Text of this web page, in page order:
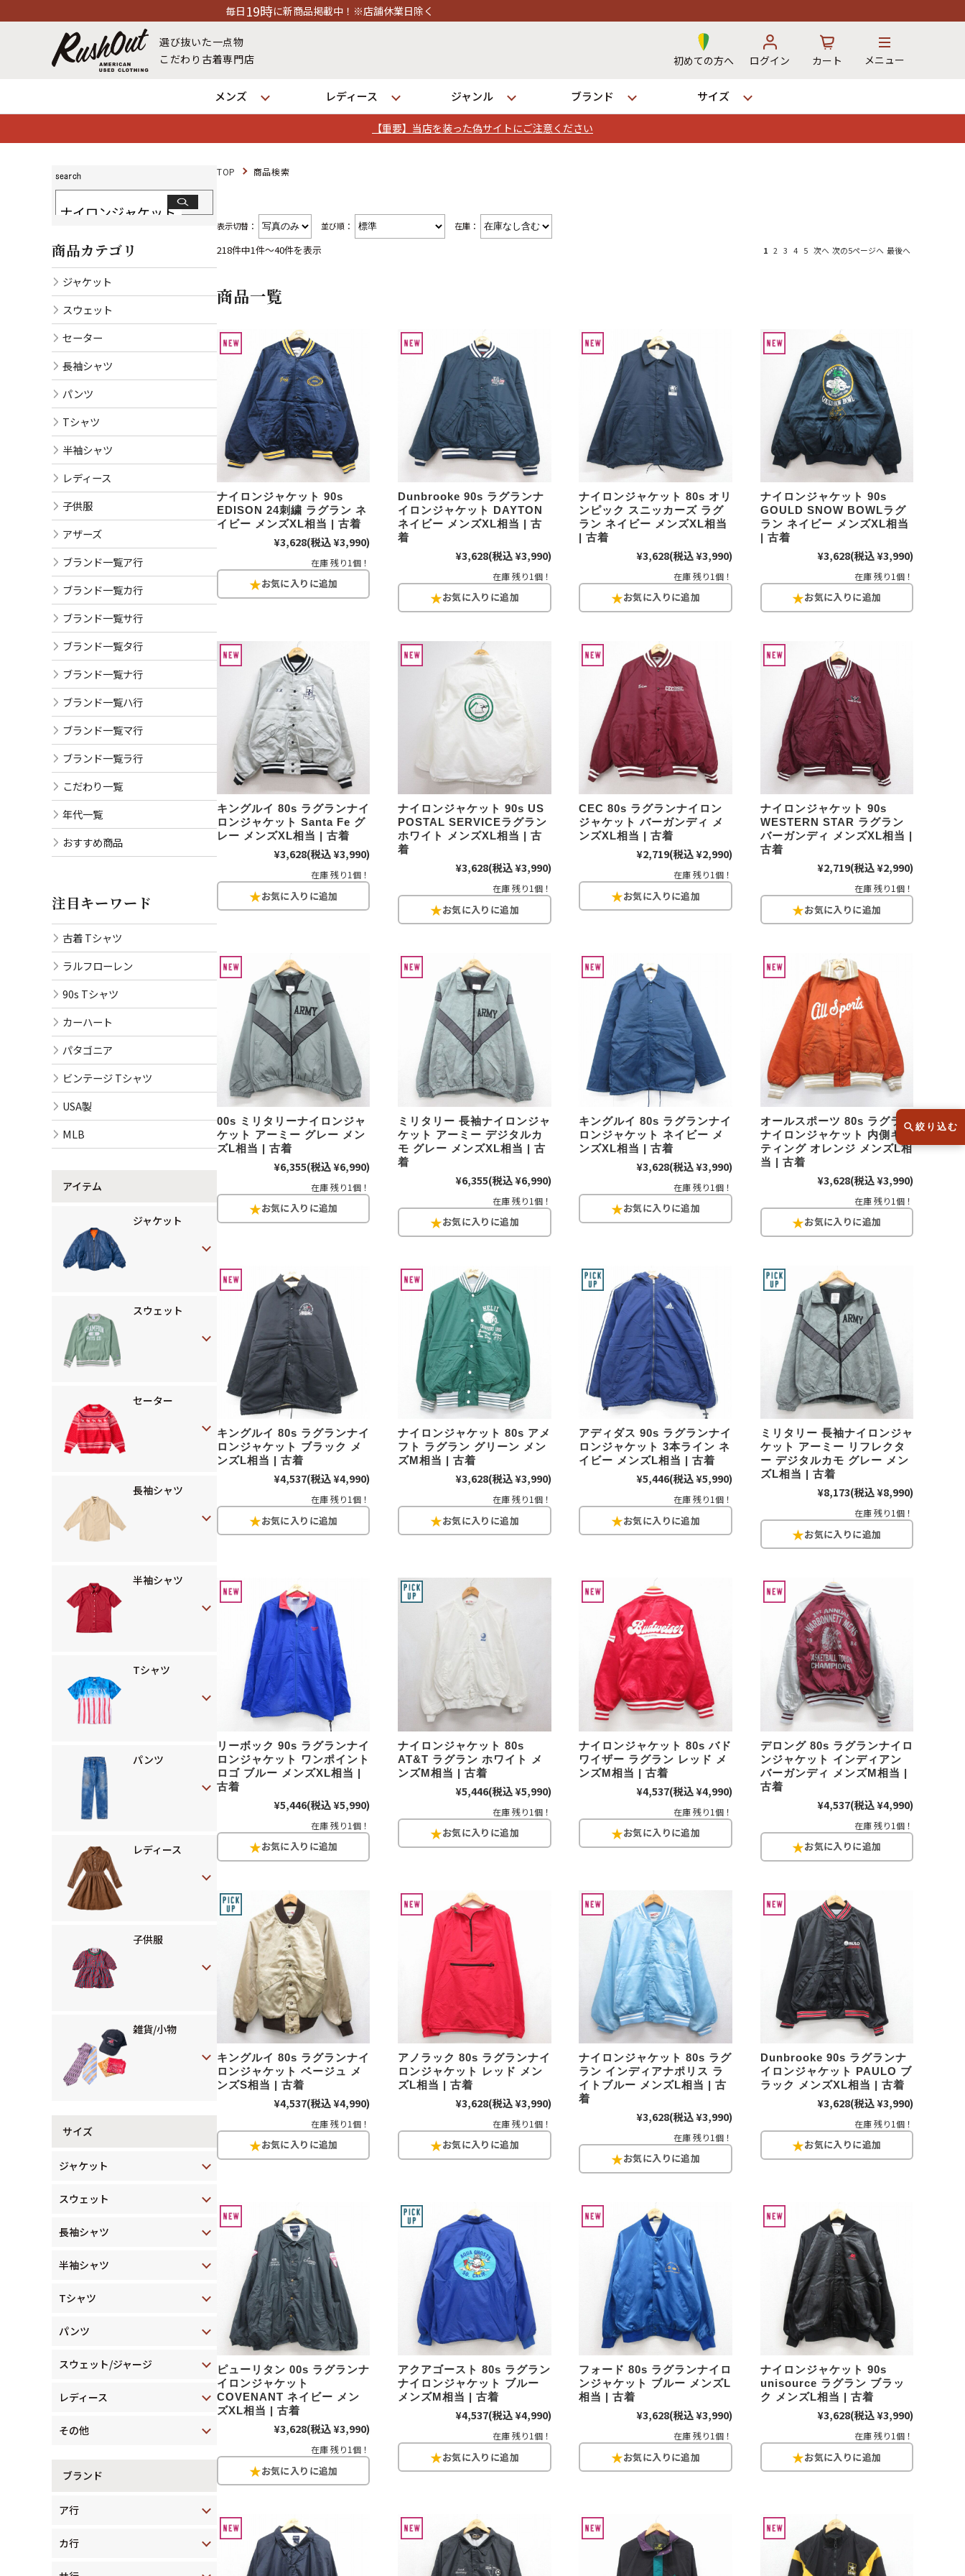
【重要】当店を装った偽サイトにご注意ください
に新商品掲載中！※店舗休業日除く
選び抜いた一点物
こだわり古着専門店
初めての方へ ログイン カート メニュー
メンズ レディース ジャンル ブランド サイズ
店舗一覧
Search by Hotword 今週のHOTワード（7/29〜8/4）
Tシャツ USA製 2 映画 3 ミリタリー 4 スターウォーズ
大きいサイズ
ディズニー
Search by Brand ブランドから探す
ラルフ ローレン ザ・ノース・フェイス
チャンピオン パタゴニア
カーハート ディッキーズ
アディダス
リーバイス ラッセル・アスレチック
ア行 カ行 サ行
ナ行
ハ行
ラ行
Search by Item
ジャケット スウェット セーター
長袖シャツ 半袖シャツ Tシャツ
レディース 子供服
Search by Particularこだわりから探す
Search by Sizeサイズから探す（メンズ）
ジャケット XS XL
スウェット XS S
長袖シャツ XS S M
半袖シャツ XS S M
Tシャツ XS S M XL
W30以下 W31,W32
W33,W34
W35,W36
W37以上
アニメ
Tシャツ
Tシャツ
ボロ ミリタリー
すべてのマニアックを見る
Search by Period年代から探す
80年代 70年代
すべての年代を見る
週刊ラッシュアウト新聞
古着コラム
メディア・イベント情報
Youtube 古着屋Rush Out チャンネル
レビュー1万件突破
お気に入りリスト
会員登録
メルマガ登録
店舗一覧
特定商取引法に基づく表示
プライバシーポリシー
TOP 商品検索
表示切替： 並び順： 在庫：
218件中1件～40件を表示 1 2 3 4 5 次へ 次の5ページへ 最後へ
商品一覧
ナイロンジャケット 90s
EDISON 24刺繍 ラグラン ネ
イビー メンズXL相当 | 古着
¥3,628(税込 ¥3,990)
在庫 残り1個！
Dunbrooke 90s ラグランナ
イロンジャケット DAYTON
ネイビー メンズXL相当 | 古
着
¥3,628(税込 ¥3,990)
在庫 残り1個！
ナイロンジャケット 80s オリ
ンピック スニッカーズ ラグ
ラン ネイビー メンズXL相当
| 古着
¥3,628(税込 ¥3,990)
在庫 残り1個！
ナイロンジャケット 90s
GOULD SNOW BOWLラグ
ラン ネイビー メンズXL相当
| 古着
¥3,628(税込 ¥3,990)
在庫 残り1個！
キングルイ 80s ラグランナイ
ロンジャケット Santa Fe グ
レー メンズXL相当 | 古着
¥3,628(税込 ¥3,990)
在庫 残り1個！
ナイロンジャケット 90s US
POSTAL SERVICEラグラン
ホワイト メンズXL相当 | 古
着
¥3,628(税込 ¥3,990)
在庫 残り1個！
CEC 80s ラグランナイロン
ジャケット バーガンディ メ
ンズXL相当 | 古着
¥2,719(税込 ¥2,990)
在庫 残り1個！
ナイロンジャケット 90s
WESTERN STAR ラグラン
バーガンディ メンズXL相当 |
古着
¥2,719(税込 ¥2,990)
在庫 残り1個！
00s ミリタリーナイロンジャ
ケット アーミー グレー メン
ズL相当 | 古着
¥6,355(税込 ¥6,990)
在庫 残り1個！
ミリタリー 長袖ナイロンジャ
ケット アーミー デジタルカ
モ グレー メンズXL相当 | 古
着
¥6,355(税込 ¥6,990)
在庫 残り1個！
キングルイ 80s ラグランナイ
ロンジャケット ネイビー メ
ンズXL相当 | 古着
¥3,628(税込 ¥3,990)
在庫 残り1個！
オールスポーツ 80s ラグラン
ナイロンジャケット 内側キル
ティング オレンジ メンズL相
当 | 古着
¥3,628(税込 ¥3,990)
在庫 残り1個！
キングルイ 80s ラグランナイ
ロンジャケット ブラック メ
ンズL相当 | 古着
¥4,537(税込 ¥4,990)
在庫 残り1個！
ナイロンジャケット 80s アメ
フト ラグラン グリーン メン
ズM相当 | 古着
¥3,628(税込 ¥3,990)
在庫 残り1個！
アディダス 90s ラグランナイ
ロンジャケット 3本ライン ネ
イビー メンズL相当 | 古着
¥5,446(税込 ¥5,990)
在庫 残り1個！
ミリタリー 長袖ナイロンジャ
ケット アーミー リフレクタ
ー デジタルカモ グレー メン
ズL相当 | 古着
¥8,173(税込 ¥8,990)
在庫 残り1個！
リーボック 90s ラグランナイ
ロンジャケット ワンポイント
ロゴ ブルー メンズXL相当 |
古着
¥5,446(税込 ¥5,990)
在庫 残り1個！
ナイロンジャケット 80s
AT&T ラグラン ホワイト メ
ンズM相当 | 古着
¥5,446(税込 ¥5,990)
在庫 残り1個！
ナイロンジャケット 80s バド
ワイザー ラグラン レッド メ
ンズM相当 | 古着
¥4,537(税込 ¥4,990)
在庫 残り1個！
デロング 80s ラグランナイロ
ンジャケット インディアン
バーガンディ メンズM相当 |
古着
¥4,537(税込 ¥4,990)
在庫 残り1個！
キングルイ 80s ラグランナイ
ロンジャケット ベージュ メ
ンズS相当 | 古着
¥4,537(税込 ¥4,990)
在庫 残り1個！
アノラック 80s ラグランナイ
ロンジャケット レッド メン
ズL相当 | 古着
¥3,628(税込 ¥3,990)
在庫 残り1個！
ナイロンジャケット 80s ラグ
ラン インディアナポリス ラ
イトブルー メンズL相当 | 古
着
¥3,628(税込 ¥3,990)
在庫 残り1個！
Dunbrooke 90s ラグランナ
イロンジャケット PAULO ブ
ラック メンズXL相当 | 古着
¥3,628(税込 ¥3,990)
在庫 残り1個！
ピューリタン 00s ラグランナ
イロンジャケット
COVENANT ネイビー メン
ズXL相当 | 古着
¥3,628(税込 ¥3,990)
在庫 残り1個！
アクアゴースト 80s ラグラン
ナイロンジャケット ブルー
メンズM相当 | 古着
¥4,537(税込 ¥4,990)
在庫 残り1個！
フォード 80s ラグランナイロ
ンジャケット ブルー メンズL
相当 | 古着
¥3,628(税込 ¥3,990)
在庫 残り1個！
ナイロンジャケット 90s
unisource ラグラン ブラッ
ク メンズL相当 | 古着
¥3,628(税込 ¥3,990)
在庫 残り1個！
商品カテゴリ
ジャケット
スウェット
セーター
長袖シャツ
パンツ
Tシャツ
半袖シャツ
レディース
子供服
アザーズ
ブランド一覧ア行
ブランド一覧カ行
ブランド一覧サ行
ブランド一覧タ行
ブランド一覧ナ行
ブランド一覧ハ行
ブランド一覧マ行
ブランド一覧ラ行
こだわり一覧
年代一覧
おすすめ商品
注目キーワード
古着 Tシャツ
ラルフローレン
90s Tシャツ
カーハート
パタゴニア
ビンテージ Tシャツ
USA製
MLB
アイテム
ジャケット
スウェット
セーター
長袖シャツ
半袖シャツ
Tシャツ
パンツ
レディース
子供服
雑貨/小物
サイズ
ジャケット
スウェット
長袖シャツ
半袖シャツ
Tシャツ
パンツ
スウェット/ジャージ
レディース
その他
ブランド
ア行
カ行
絞り込む